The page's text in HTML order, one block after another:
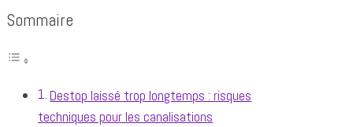
Sommaire
Destop laissé trop longtemps : risques
techniques pour les canalisations